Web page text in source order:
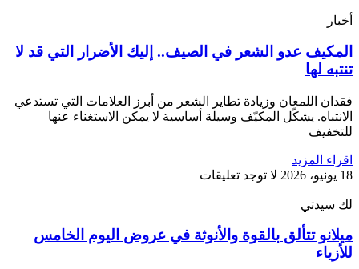
أخبار
المكيف عدو الشعر في الصيف.. إليك الأضرار التي قد لا
تنتبه لها
فقدان اللمعان وزيادة تطاير الشعر من أبرز العلامات التي تستدعي
الانتباه. يشكّل المكيّف وسيلة أساسية لا يمكن الاستغناء عنها
للتخفيف
اقراء المزيد
18 يونيو، 2026
لا توجد تعليقات
لك سيدتي
ميلانو تتألق بالقوة والأنوثة في عروض اليوم الخامس
للأزياء